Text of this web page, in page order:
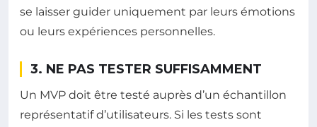
se laisser guider uniquement par leurs émotions
ou leurs expériences personnelles.
3. NE PAS TESTER SUFFISAMMENT
Un MVP doit être testé auprès d’un échantillon
représentatif d’utilisateurs. Si les tests sont